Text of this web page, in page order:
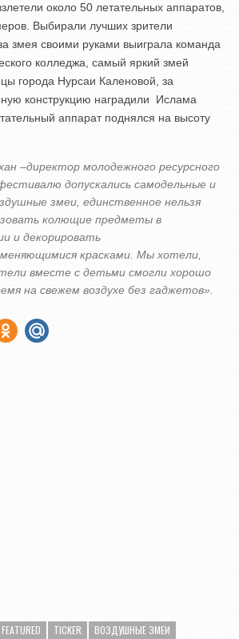
около 50 летательных аппаратов,
Выбирали лучших зрители
змея своими руками выиграла команда
колледжа, самый яркий змей
города Нурсаи Каленовой, за
конструкцию наградили Ислама
аппарат поднялся на высоту
–директор молодежного ресурсного
допускались самодельные и
змеи, единственное нельзя
колющие предметы в
и декорировать
красками. Мы хотели,
вместе с детьми смогли хорошо
на свежем воздухе без гаджетов».
FEATURED TICKER
ВОЗДУШНЫЕ ЗМЕИ